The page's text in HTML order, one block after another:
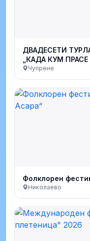
ДВАДЕСЕТИ
„КАДА КУМ
Чупрене
Фолклорен
Николаево